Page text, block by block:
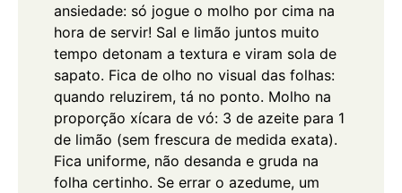
ansiedade: só jogue o molho por cima na
hora de servir! Sal e limão juntos muito
tempo detonam a textura e viram sola de
sapato. Fica de olho no visual das folhas:
quando reluzirem, tá no ponto. Molho na
proporção xícara de vó: 3 de azeite para 1
de limão (sem frescura de medida exata).
Fica uniforme, não desanda e gruda na
folha certinho. Se errar o azedume, um